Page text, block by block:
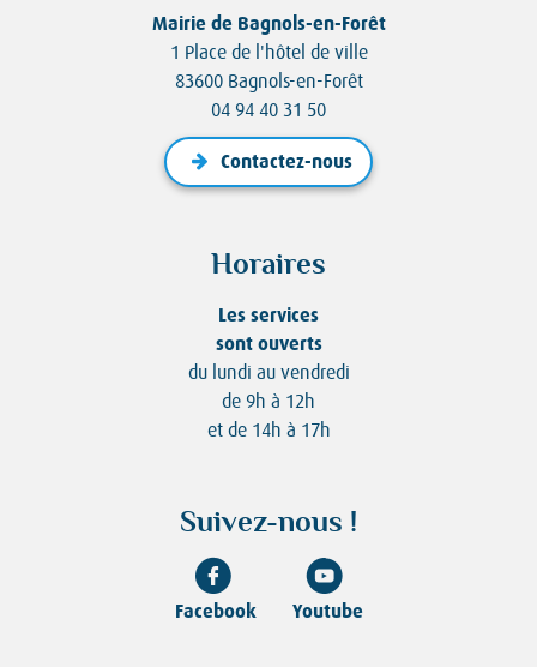
Mairie de Bagnols-en-Forêt
1 Place de l'hôtel de ville
83600 Bagnols-en-Forêt
04 94 40 31 50
Contactez-nous
Horaires
Les services
sont ouverts
du lundi au vendredi
de 9h à 12h
et de 14h à 17h
Suivez-nous !
Facebook Youtube